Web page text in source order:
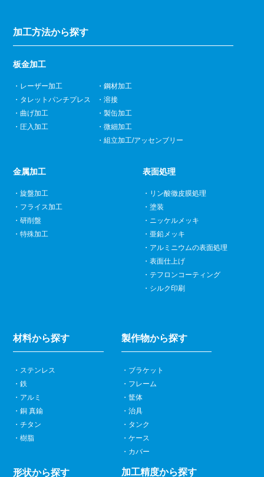
加工方法から探す
板金加工
レーザー加工
タレットパンチプレス
曲げ加工
圧入加工
鋼材加工
溶接
製缶加工
微細加工
組立加工/アッセンブリー
金属加工
旋盤加工
フライス加工
研削盤
特殊加工
表面処理
リン酸徹皮膜処理
塗装
ニッケルメッキ
亜鉛メッキ
アルミニウムの表面処理
表面仕上げ
テフロンコーティング
シルク印刷
材料から探す
ステンレス
鉄
アルミ
銅 真鍮
チタン
樹脂
形状から探す
製作物から探す
ブラケット
フレーム
筐体
治具
タンク
ケース
カバー
加工精度から探す